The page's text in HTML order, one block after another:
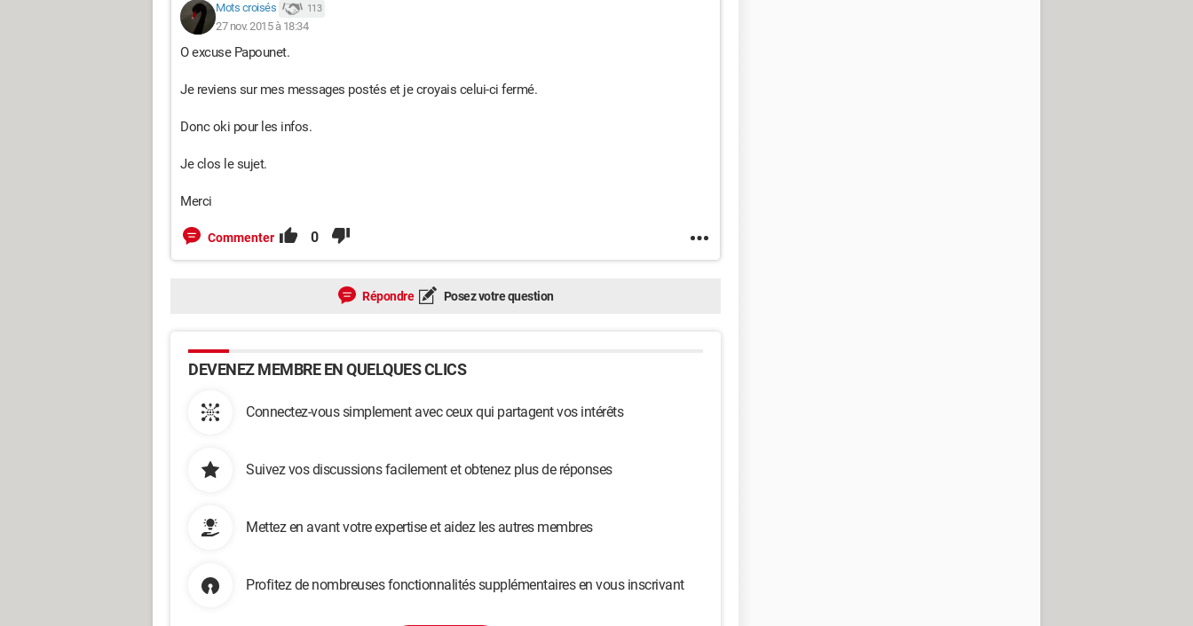
Mots croisés 113
27 nov. 2015 à 18:34
O excuse Papounet.
Je reviens sur mes messages postés et je croyais celui-ci fermé.
Donc oki pour les infos.
Je clos le sujet.
Merci
Commenter 0
Répondre Posez votre question
DEVENEZ MEMBRE EN QUELQUES CLICS
Connectez-vous simplement avec ceux qui partagent vos intérêts
Suivez vos discussions facilement et obtenez plus de réponses
Mettez en avant votre expertise et aidez les autres membres
Profitez de nombreuses fonctionnalités supplémentaires en vous inscrivant